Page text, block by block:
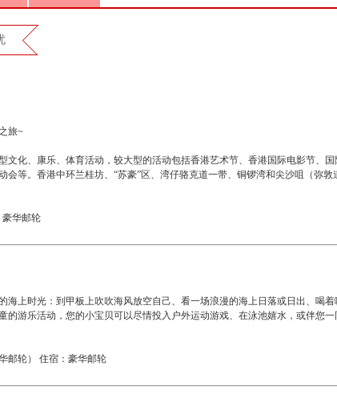
旅~
文化、康乐、体育活动，较大型的活动包括香港艺术节、香港国际电影节、
会等。香港中环兰桂坊、“苏豪”区、湾仔骆克道一带、铜锣湾和尖沙咀（弥
华邮轮
海上时光：到甲板上吹吹海风放空自己、看一场浪漫的海上日落或日出、喝
游乐活动，您的小宝贝可以尽情投入户外运动游戏、在泳池嬉水，或伴您
邮轮） 住宿：豪华邮轮